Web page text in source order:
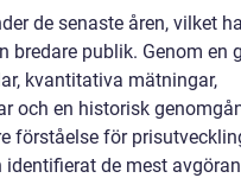
de senaste åren, vilket
publik. Genom en
kvantitativa mätningar,
och en historisk
förståelse för
de mest